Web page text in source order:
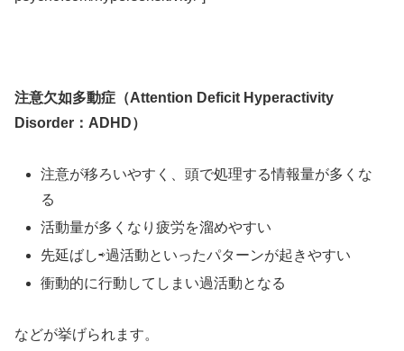
注意欠如多動症（Attention Deficit Hyperactivity
Disorder：ADHD）
注意が移ろいやすく、頭で処理する情報量が多くな
る
活動量が多くなり疲労を溜めやすい
先延ばし⇨過活動といったパターンが起きやすい
衝動的に行動してしまい過活動となる
などが挙げられます。